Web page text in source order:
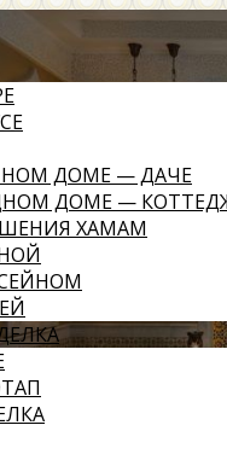
ДОМЕ — ДАЧЕ
ДОМЕ —
ХАМАМ